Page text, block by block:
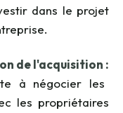
dans le projet
de l'acquisition :
à négocier les
les propriétaires